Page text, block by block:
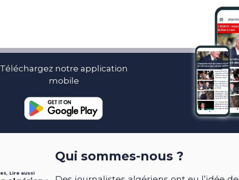
Téléchargez notre application
mobile
Qui sommes-nous ?